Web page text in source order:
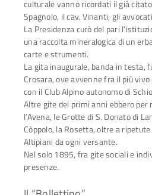
culturale vanno ricordati il già
Spagnolo, il cav. Vinanti, gli
La Presidenza curò del pari
una raccolta mineralogica di un
carte e strumenti.
La gita inaugurale, banda in testa,
Crosara, ove avvenne fra il più
con il Club Alpino autonomo di
Altre gite dei primi anni ebbero per
l’Avena, le Grotte di S. Donato di
Còppolo, la Rosetta, oltre a
Altipiani da ogni versante.
Nel solo 1895, fra gite sociali e
presenze.